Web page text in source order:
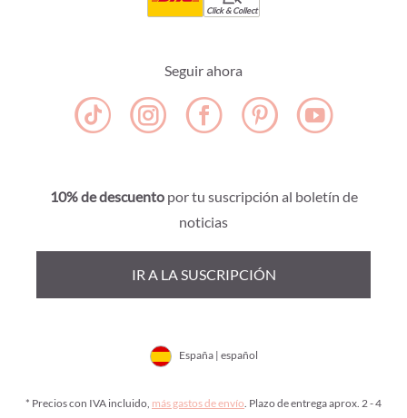
Click & Collect
Seguir ahora
10% de descuentopor tu suscripción al boletín de
noticias
IR A LA SUSCRIPCIÓN
España | español
* Precios con IVA incluido, más gastos de envío. Plazo de entrega aprox. 2 - 4